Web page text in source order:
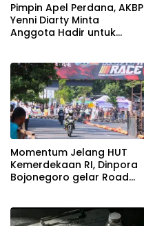
Pimpin Apel Perdana, AKBP
Yenni Diarty Minta
Anggota Hadir untuk
Momentum Jelang HUT
Kemerdekaan RI, Dinpora
Bojonegoro gelar Road